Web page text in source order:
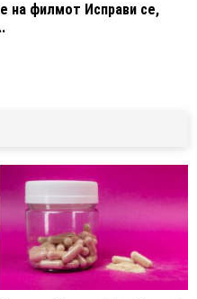
на филмот Исправи се,